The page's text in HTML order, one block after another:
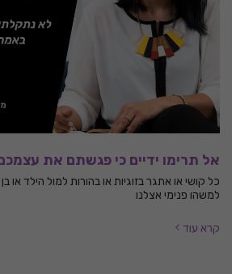
אל תרימו ידיים כי פגשתם את
כל קושי או אתגר בזוגיות או בהורות למול הילד או
למשהו פנימי אצלנו
קרא עוד